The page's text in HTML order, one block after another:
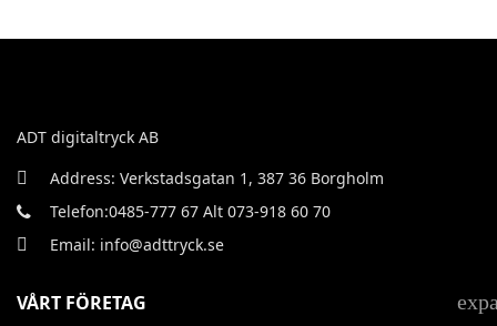
ADT digitaltryck AB
Address: Verkstadsgatan 1, 387 36 Borgholm
Telefon:0485-777 67 Alt 073-918 60 70
Email: info@adttryck.se
VÅRT FÖRETAG